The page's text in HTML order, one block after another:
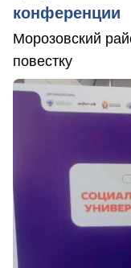
конференции
Морозовский
повестку